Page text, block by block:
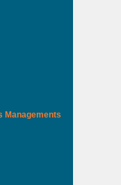
Managements